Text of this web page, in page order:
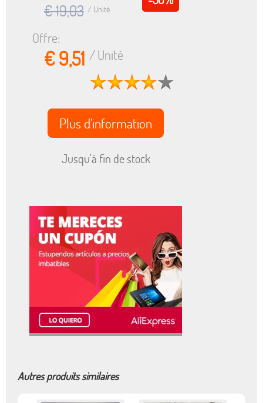
€ 19,03 / Unité
Offre:
€ 9,51 / Unité
Plus d'information
Jusqu'à fin de stock
Autres produits similaires